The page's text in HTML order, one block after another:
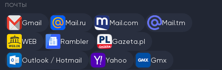
ПОЧТЫ
Gmail Mail.ru Mail.com Mail.tm
WEB Rambler Gazeta.pl
Outlook / Hotmail Yahoo Gmx